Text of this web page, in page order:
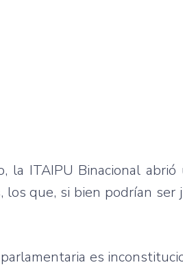
la ITAIPU Binacional
que, si bien podrían
es